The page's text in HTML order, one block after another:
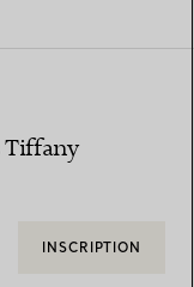
Tiffany
INSCRIPTION